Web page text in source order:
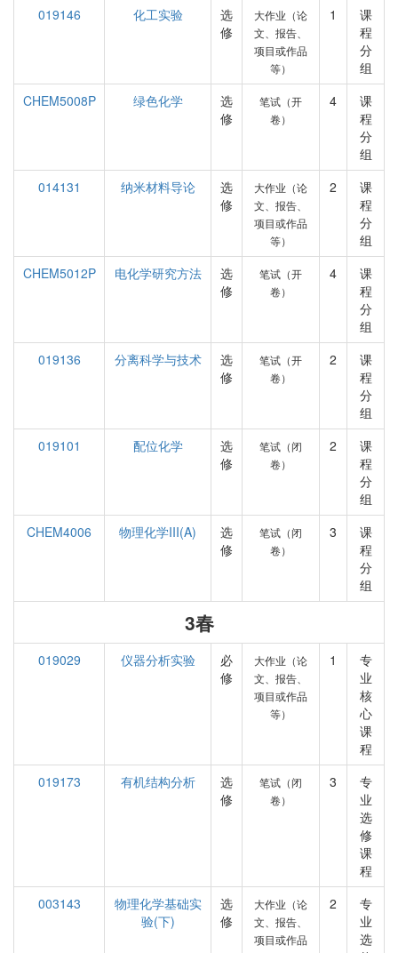
019146
化工实验
选
修
大作业（论
文、报告、
项目或作品
等）
1
课
程
分
组
CHEM5008P
绿色化学
选
修
笔试（开
卷）
4
课
程
分
组
014131
纳米材料导论
选
修
大作业（论
文、报告、
项目或作品
等）
2
课
程
分
组
CHEM5012P
电化学研究方法
选
修
笔试（开
卷）
4
课
程
分
组
019136
分离科学与技术
选
修
笔试（开
卷）
2
课
程
分
组
019101
配位化学
选
修
笔试（闭
卷）
2
课
程
分
组
CHEM4006
物理化学III(A)
选
修
笔试（闭
卷）
3
课
程
分
组
3春
019029 仪器分析实验
必
修
大作业（论
文、报告、
项目或作品
等）
1
专
业
核
心
课
程
019173
有机结构分析
选
修
笔试（闭
卷）
3
专
业
选
修
课
程
003143
物理化学基础实
验(下)
选
修
大作业（论
文、报告、
项目或作品
2
专
业
选